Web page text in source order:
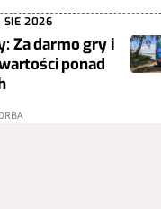
SIE 2026
Za darmo gry i
ponad